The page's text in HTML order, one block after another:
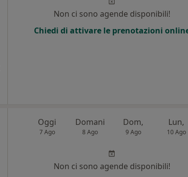
Non ci sono agende disponibili!
Chiedi di attivare le prenotazioni
Oggi
7 Ago
Domani
8 Ago
Dom,
9 Ago
Lun,
10 Ago
Non ci sono agende disponibili!